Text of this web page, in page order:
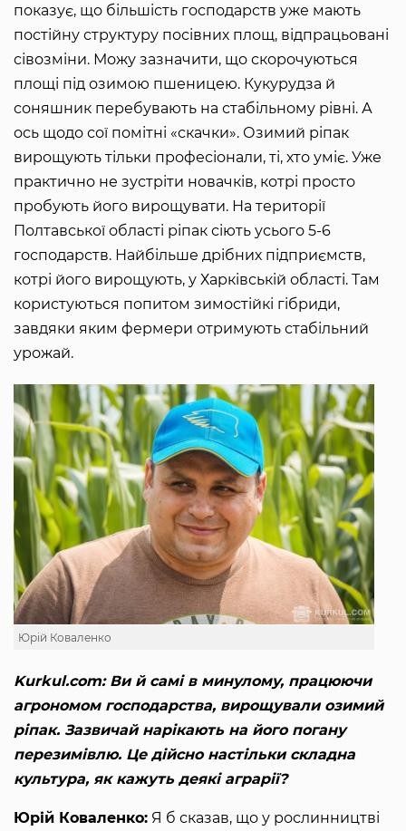
показує, що більшість господарств уже мають
постійну структуру посівних площ, відпрацьовані
сівозміни. Можу зазначити, що скорочуються
площі під озимою пшеницею. Кукурудза й
соняшник перебувають на стабільному рівні. А
ось щодо сої помітні «скачки». Озимий ріпак
вирощують тільки професіонали, ті, хто уміє. Уже
практично не зустріти новачків, котрі просто
пробують його вирощувати. На території
Полтавської області ріпак сіють усього 5-6
господарств. Найбільше дрібних підприємств,
котрі його вирощують, у Харківській області. Там
користуються попитом зимостійкі гібриди,
завдяки яким фермери отримують стабільний
урожай.
Юрій Коваленко
Kurkul.com: Ви й самі в минулому, працюючи
агрономом господарства, вирощували озимий
ріпак. Зазвичай нарікають на його погану
перезимівлю. Це дійсно настільки складна
культура, як кажуть деякі аграрії?
Юрій Коваленко: Я б сказав, що у рослинництві